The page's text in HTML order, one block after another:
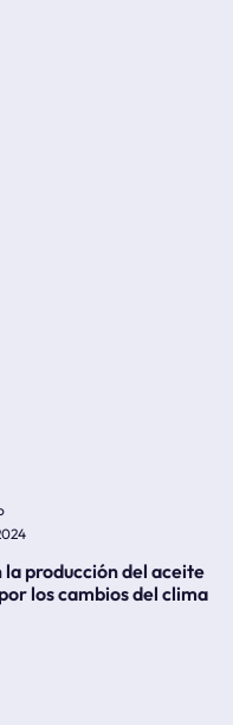
la producción del aceite
los cambios del clima